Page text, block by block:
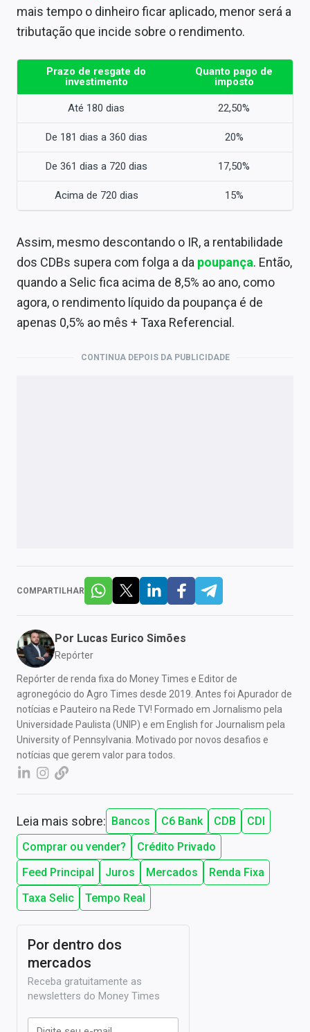
mais tempo o dinheiro ficar aplicado, menor será a
tributação que incide sobre o rendimento.
Prazo de resgate do
investimento
Quanto pago de
imposto
Até 180 dias 22,50%
De 181 dias a 360 dias 20%
De 361 dias a 720 dias 17,50%
Acima de 720 dias 15%
Assim, mesmo descontando o IR, a rentabilidade
dos CDBs supera com folga a da poupança. Então,
quando a Selic fica acima de 8,5% ao ano, como
agora, o rendimento líquido da poupança é de
apenas 0,5% ao mês + Taxa Referencial.
CONTINUA DEPOIS DA PUBLICIDADE
COMPARTILHAR
Por Lucas Eurico Simões
Repórter
Repórter de renda fixa do Money Times e Editor de
agronegócio do Agro Times desde 2019. Antes foi Apurador de
notícias e Pauteiro na Rede TV! Formado em Jornalismo pela
Universidade Paulista (UNIP) e em English for Journalism pela
University of Pennsylvania. Motivado por novos desafios e
notícias que gerem valor para todos.
Leia mais sobre: Bancos C6 Bank CDB
CDI
Comprar ou vender?
Crédito Privado
Feed Principal
Juros Mercados
Renda Fixa
Taxa Selic
Tempo Real
Por dentro dos
mercados
Receba gratuitamente as
newsletters do Money Times